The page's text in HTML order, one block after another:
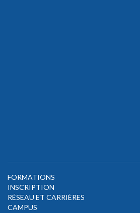
FORMATIONS
INSCRIPTION
RÉSEAU ET CARRIÈRES
CAMPUS